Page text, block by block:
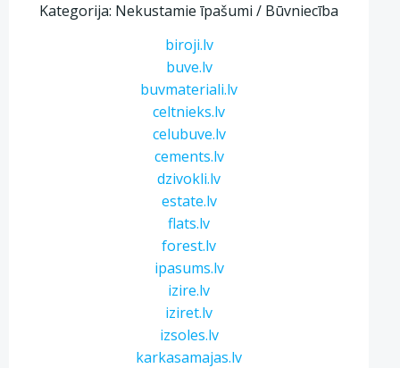
Kategorija: Nekustamie īpašumi / Būvniecība
biroji.lv
buve.lv
buvmateriali.lv
celtnieks.lv
celubuve.lv
cements.lv
dzivokli.lv
estate.lv
flats.lv
forest.lv
ipasums.lv
izire.lv
iziret.lv
izsoles.lv
karkasamajas.lv